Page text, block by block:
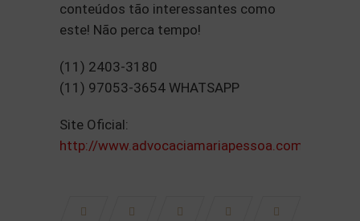
conteúdos tão interessantes como
este! Não perca tempo!
(11) 2403-3180
(11) 97053-3654 WHATSAPP
Site Oficial:
http://www.advocaciamariapessoa.com.br/